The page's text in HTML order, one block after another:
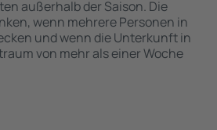
außerhalb der Saison. Die
wenn mehrere Personen in
und wenn die Unterkunft in
von mehr als einer Woche